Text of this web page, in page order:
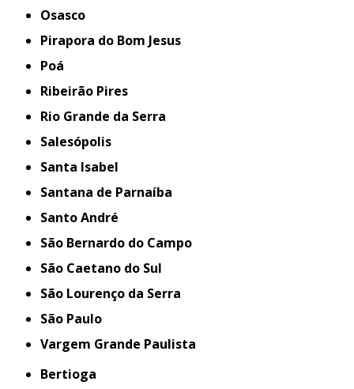
Osasco
Pirapora do Bom Jesus
Poá
Ribeirão Pires
Rio Grande da Serra
Salesópolis
Santa Isabel
Santana de Parnaíba
Santo André
São Bernardo do Campo
São Caetano do Sul
São Lourenço da Serra
São Paulo
Vargem Grande Paulista
Bertioga